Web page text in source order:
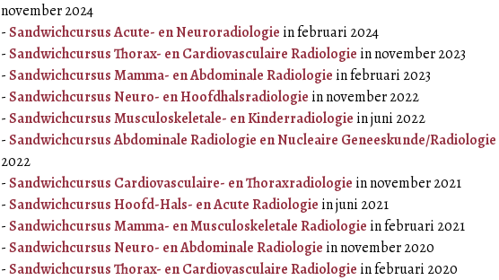
november 2024
-Sandwichcursus Acute- en Neuroradiologie in februari 2024
-Sandwichcursus Thorax- en Cardiovasculaire Radiologie in november 2023
-Sandwichcursus Mamma- en Abdominale Radiologie in februari 2023
-Sandwichcursus Neuro- en Hoofdhalsradiologie in november 2022
-Sandwichcursus Musculoskeletale- en Kinderradiologie in juni 2022
-Sandwichcursus Abdominale Radiologie en Nucleaire Geneeskunde/Radiologie
2022
-Sandwichcursus Cardiovasculaire- en Thoraxradiologie in november 2021
-Sandwichcursus Hoofd-Hals- en Acute Radiologie in juni 2021
-Sandwichcursus Mamma- en Musculoskeletale Radiologie in februari 2021
-Sandwichcursus Neuro- en Abdominale Radiologie in november 2020
-Sandwichcursus Thorax- en Cardiovasculaire Radiologie in februari 2020